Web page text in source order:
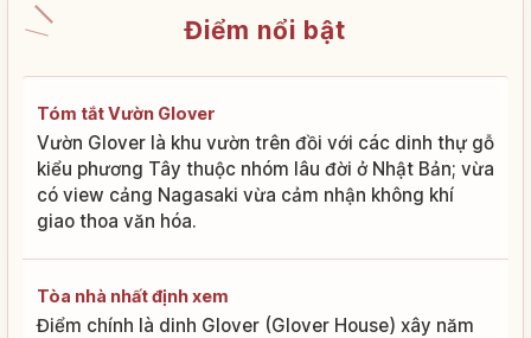
Điểm nổi bật
Tóm tắt Vườn Glover
Vườn Glover là khu vườn trên đồi với các dinh thự gỗ
kiểu phương Tây thuộc nhóm lâu đời ở Nhật Bản; vừa
có view cảng Nagasaki vừa cảm nhận không khí
giao thoa văn hóa.
Tòa nhà nhất định xem
Điểm chính là dinh Glover (Glover House) xây năm